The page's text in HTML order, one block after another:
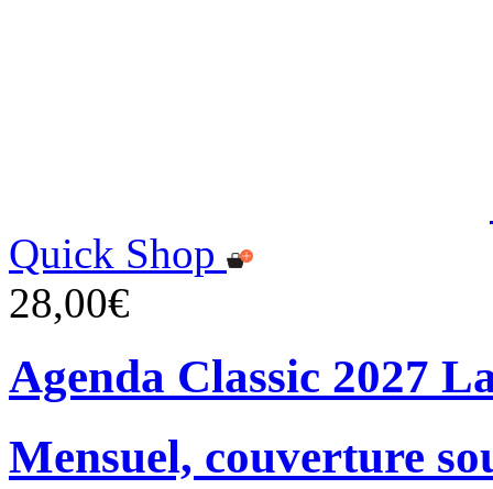
Quick Shop
28,00€
Agenda Classic 2027
Mensuel, couverture